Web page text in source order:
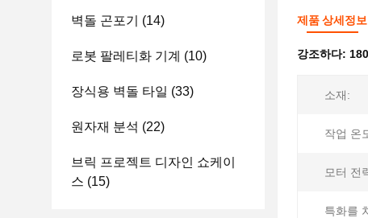
벽돌 곤포기 (14)
로봇 팔레티화 기계 (10)
장식용 벽돌 타일 (33)
원자재 분석 (22)
브릭 프로젝트 디자인 쇼케이
스 (15)
제품 상세정보
강조하다:
소재:
작업 온
모터 전
특화를